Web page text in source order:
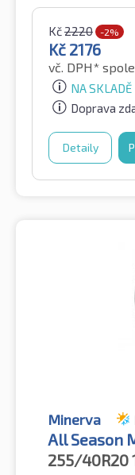
Kč2220 -2%
Kč 2176
vč. DPH*
NA SKLADĚ
Doprava
Detaily
Minerva
All Season
255/40R20